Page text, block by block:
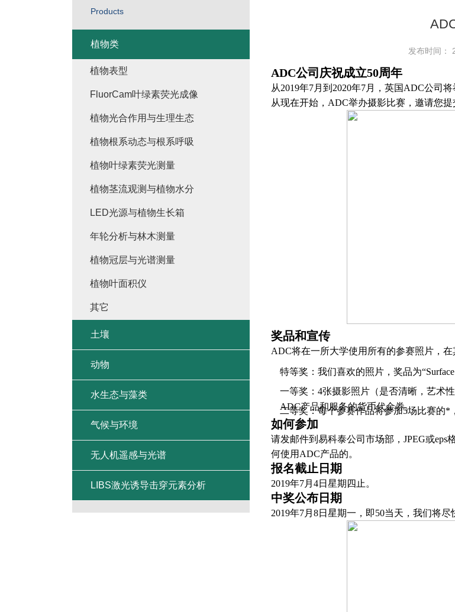
发布时间
ADC公司庆祝成立50周年
从2019年7月到2020年7月，英国ADC公司将
从现在开始，ADC举办摄影比赛，邀请您提
奖品和宣传
ADC将在一所大学使用所有的参赛照片，
特等奖：我们喜欢的照片，奖品为
一等奖：4张摄影照片（是否清晰，艺术
ADC产品和服务的货币代金券。
二等奖：每个参赛作品将参加5场比赛的*
如何参加
请发邮件到 易科泰公司市场部 ，JPEG或eps
何使用ADC产品的。
报名截止日期
2019年7月4日星期四止。
中奖公布日期
2019年7月8日星期一，即50当天，我们将尽
Products
植物类
植物表型
FluorCam叶绿素荧光成像
植物光合作用与生理生态
植物根系动态与根系呼吸
植物叶绿素荧光测量
植物茎流观测与植物水分
LED光源与植物生长箱
年轮分析与林木测量
植物冠层与光谱测量
植物叶面积仪
其它
土壤
动物
水生态与藻类
气候与环境
无人机遥感与光谱
LIBS激光诱导击穿元素分析